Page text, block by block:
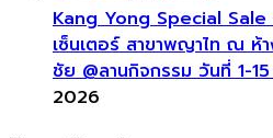
Kang Yong Special
เซ็นเตอร์ สาขาพญาไท ณ ห้
ชัย @ลานกิจกรรม วันที่ 1-
2026